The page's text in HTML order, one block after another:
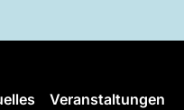
Veranstaltungen